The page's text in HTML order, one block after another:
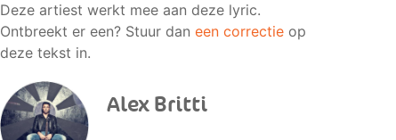
Deze artiest werkt mee aan deze lyric.
Ontbreekt er een? Stuur dan een correctieop
deze tekst in.
Alex Britti